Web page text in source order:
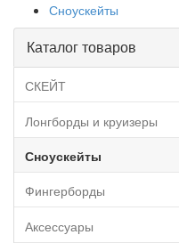
Сноускейты
Каталог товаров
СКЕЙТ
Лонгборды и круизеры
Сноускейты
Фингерборды
Аксессуары